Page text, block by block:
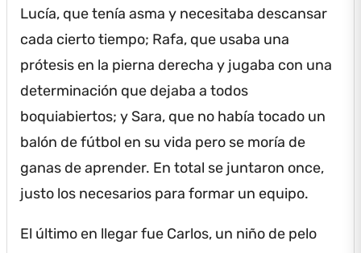
Lucía, que tenía asma y necesitaba descansar
cada cierto tiempo; Rafa, que usaba una
prótesis en la pierna derecha y jugaba con una
determinación que dejaba a todos
boquiabiertos; y Sara, que no había tocado un
balón de fútbol en su vida pero se moría de
ganas de aprender. En total se juntaron once,
justo los necesarios para formar un equipo.
El último en llegar fue Carlos, un niño de pelo